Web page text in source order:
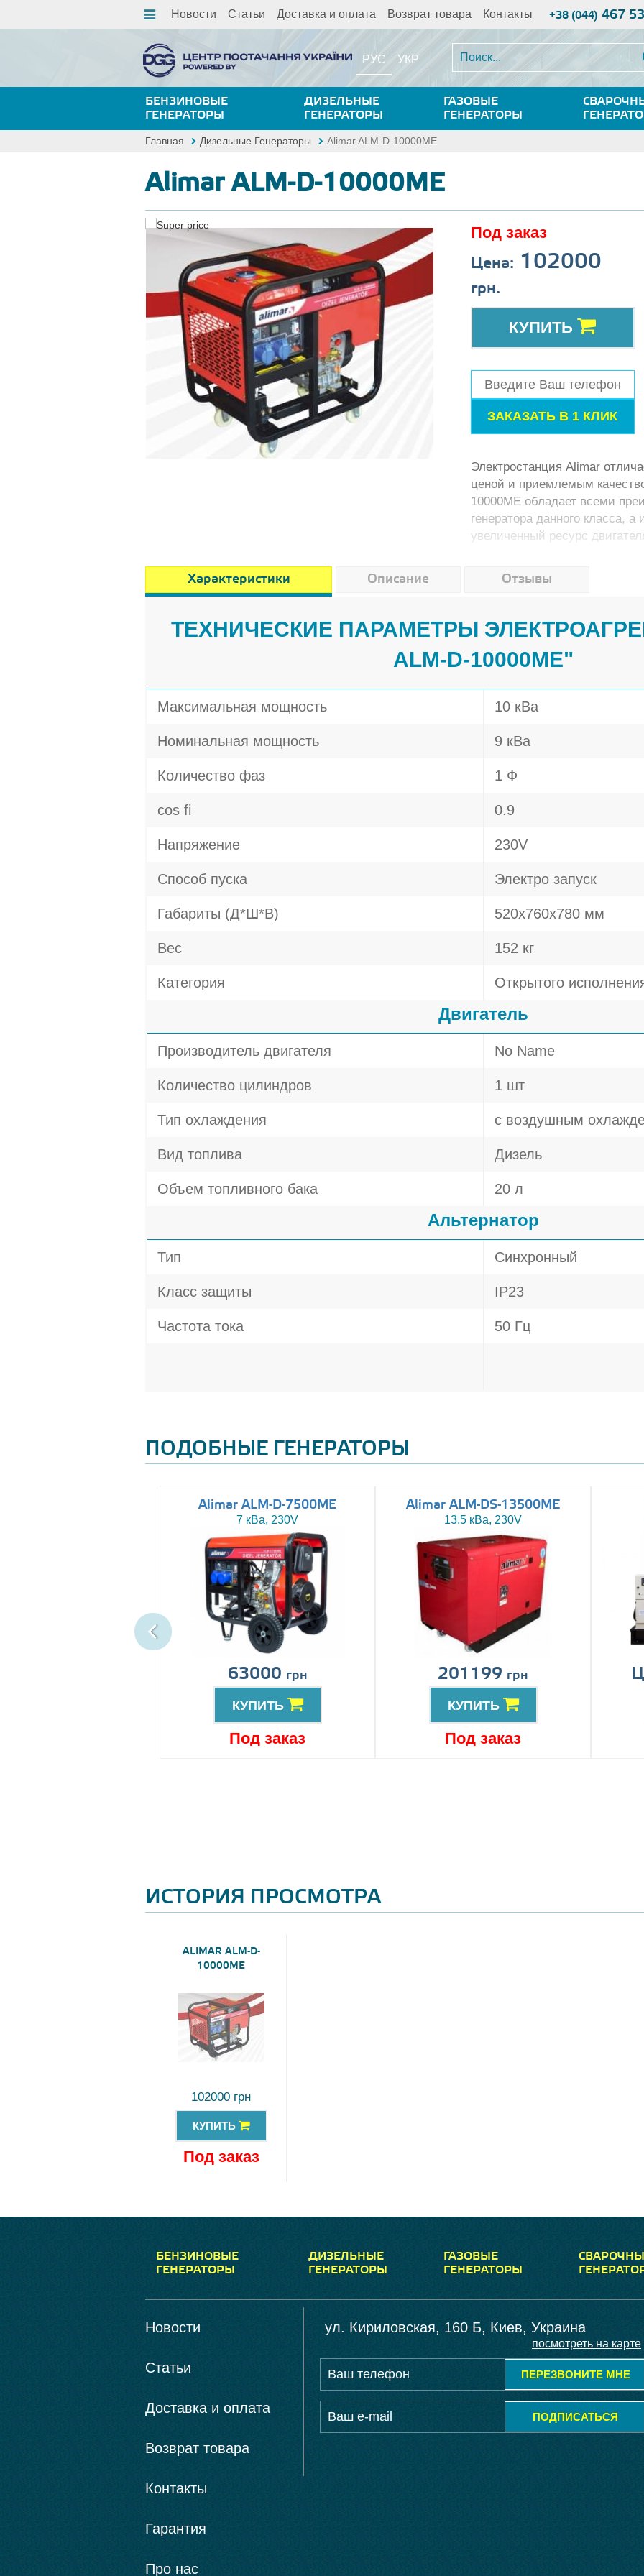
Новости Статьи Доставка и оплата Возврат товара Контакты +38 (044) 467
РУС УКР
БЕНЗИНОВЫЕ
ГЕНЕРАТОРЫ
ДИЗЕЛЬНЫЕ
ГЕНЕРАТОРЫ
ГАЗОВЫЕ
ГЕНЕРАТОРЫ
Главная Дизельные Генераторы Alimar ALM-D-10000ME
Alimar ALM-D-10000ME
Под заказ
Цена: 102000
грн.
КУПИТЬ
Электростанция Alimar
ценой и приемлемым
10000ME обладает всеми
генератора данного класса,
увеличенный ресурс
неприхотливость к качеству
Характеристики Описание Отзывы
ТЕХНИЧЕСКИЕ ПАРАМЕТРЫ
ALM-D-10000ME"
Максимальная мощность 10 кВа
Номинальная мощность 9 кВа
Количество фаз 1 Ф
cos fi 0.9
Напряжение 230V
Способ пуска Электро запуск
Габариты (Д*Ш*В) 520x760x780 мм
Вес 152 кг
Категория Открытого
Двигатель
Производитель двигателя No Name
Количество цилиндров 1 шт
Тип охлаждения с воздушным
Вид топлива Дизель
Объем топливного бака 20 л
Альтернатор
Тип Синхронный
Класс защиты IP23
Частота тока 50 Гц
ПОДОБНЫЕ ГЕНЕРАТОРЫ
Alimar ALM-D-7500ME
7 кВа, 230V
63000 грн
КУПИТЬ
Под заказ
Alimar ALM-DS-13500ME
13.5 кВа, 230V
201199 грн
КУПИТЬ
Под заказ
ИСТОРИЯ ПРОСМОТРА
ALIMAR ALM-D-
10000ME
102000 грн
КУПИТЬ
Под заказ
БЕНЗИНОВЫЕ
ГЕНЕРАТОРЫ
ДИЗЕЛЬНЫЕ
ГЕНЕРАТОРЫ
ГАЗОВЫЕ
ГЕНЕРАТОРЫ
Новости
Статьи
Доставка и оплата
Возврат товара
Контакты
Гарантия
Про нас
ул. Кириловская, 160 Б, Киев, Украина
посмотреть на карте
ПЕРЕЗВОНИТЕ МНЕ
ПОДПИСАТЬСЯ